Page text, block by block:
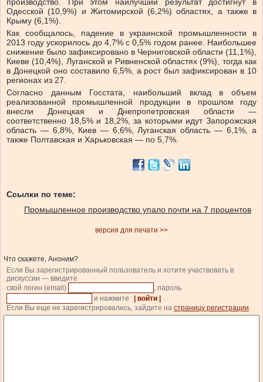
производство. При этом наилучший результат достигнут в
Одесской (10,9%) и Житомирской (6,2%) областях, а также в
Крыму (6,1%).
Как сообщалось, падение в украинской промышленности в
2013 году ускорилось до 4,7% с 0,5% годом ранее. Наибольшее
снижение было зафиксировано в Черниговской области (11,1%),
Киеве (10,4%), Луганской и Ривненской областях (9%), тогда как
в Донецкой оно составило 6,5%, а рост был зафиксирован в 10
регионах из 27.
Согласно данным Госстата, наибольший вклад в объем
реализованной промышленной продукции в прошлом году
внесли Донецкая и Днепропетровская области —
соответственно 18,5% и 18,2%, за которыми идут Запорожская
область — 6,8%, Киев — 6,6%, Луганская область — 6,1%, а
также Полтавская и Харьковская — по 5,7%.
Ссылки по теме:
Промышленное производство упало почти на 7 процентов
версия для печати >>
Что скажете, Аноним?
Если Вы зарегистрированный пользователь и хотите участвовать в
дискуссии — введите
свой логин (email)
, пароль
и нажмите
| войти |
.
Если Вы еще не зарегистрировались, зайдите на страницу регистрации.